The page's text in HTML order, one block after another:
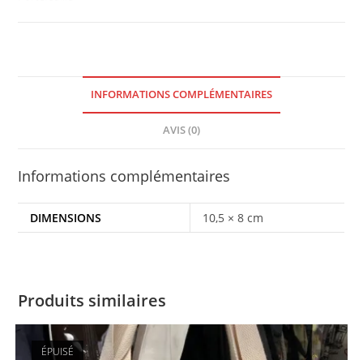
INFORMATIONS COMPLÉMENTAIRES
AVIS (0)
Informations complémentaires
DIMENSIONS 10,5 × 8 cm
Produits similaires
ÉPUISÉ